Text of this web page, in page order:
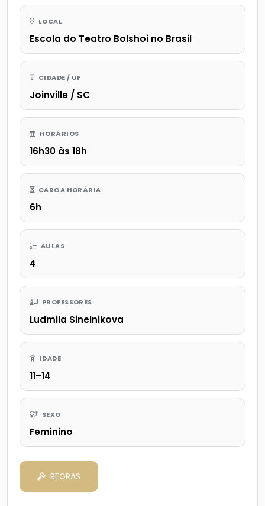
LOCAL
Escola do Teatro Bolshoi no Brasil
CIDADE / UF
Joinville / SC
HORÁRIOS
16h30 às 18h
CARGA HORÁRIA
6h
AULAS
4
PROFESSORES
Ludmila Sinelnikova
IDADE
11–14
SEXO
Feminino
REGRAS